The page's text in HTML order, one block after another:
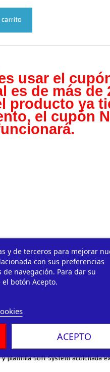
y de terceros para mejorar
con sus preferencias
navegación. Para dar su
botón Acepto.
ACEPTO
usar el
es de más de
producto ya
el cupón
Soft System acolchada